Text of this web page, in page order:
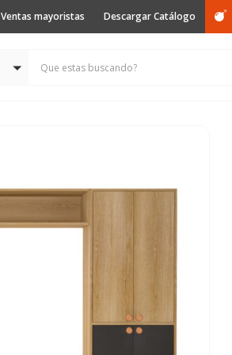
Ventas mayoristas Descargar Catálogo